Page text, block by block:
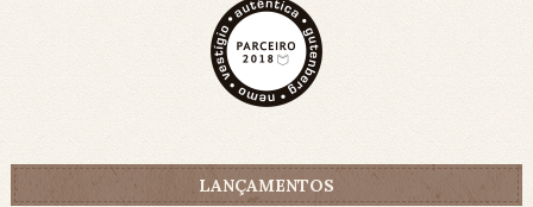
LANÇAMENTOS